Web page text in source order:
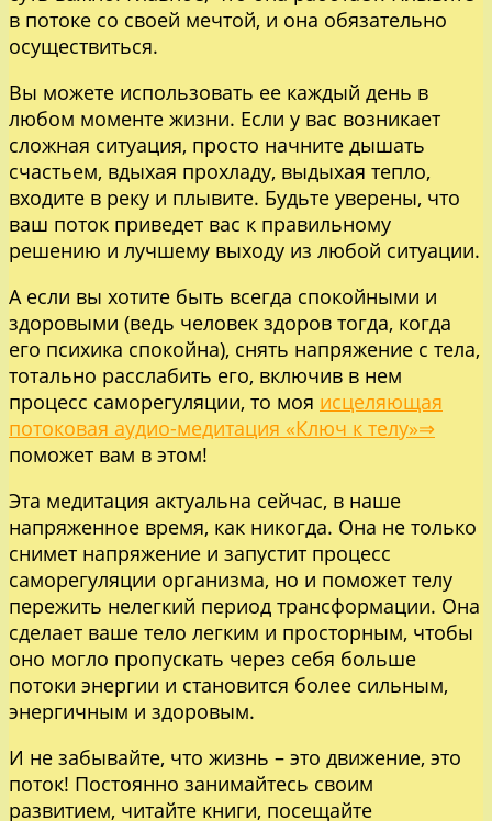
в потоке со своей мечтой, и она обязательно
осуществиться.
Вы можете использовать ее каждый день в
любом моменте жизни. Если у вас возникает
сложная ситуация, просто начните дышать
счастьем, вдыхая прохладу, выдыхая тепло,
входите в реку и плывите. Будьте уверены, что
ваш поток приведет вас к правильному
решению и лучшему выходу из любой ситуации.
А если вы хотите быть всегда спокойными и
здоровыми (ведь человек здоров тогда, когда
его психика спокойна), снять напряжение с тела,
тотально расслабить его, включив в нем
процесс саморегуляции, то моя исцеляющая
потоковая аудио-медитация «Ключ к телу»⇒
поможет вам в этом!
Эта медитация актуальна сейчас, в наше
напряженное время, как никогда. Она не только
снимет напряжение и запустит процесс
саморегуляции организма, но и поможет телу
пережить нелегкий период трансформации. Она
сделает ваше тело легким и просторным, чтобы
оно могло пропускать через себя больше
потоки энергии и становится более сильным,
энергичным и здоровым.
И не забывайте, что жизнь – это движение, это
поток! Постоянно занимайтесь своим
развитием, читайте книги, посещайте